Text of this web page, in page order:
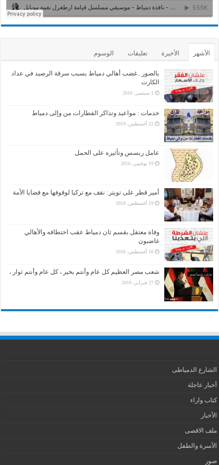
الأشهر الأخيرة تعليقات الوسوم
بالصور ..غضب أهالي دمياط بسبب سرقة الرصيد في عداد
الكارت
1 سبتمبر، 2016
خدمات : مواعيد وتذاكر القطارات من وإلى دمياط
22 أغسطس، 2019
عامل ريسس وتأثيره على الحمل
19 نوفمبر، 2016
أمير قطر على تويتر: نقف مع تركيا لوقوفها مع قضايا الأمة
19 أغسطس، 2018
وفاة معتقل بقسم ثان دمياط عقب اختطافه والأهالي
غاضبون
10 أغسطس، 2016
شعب مصر العظيم كل عام وأنتم بخير ، كل عام وأنتم ثوار ،
27 فبراير، 2016
الشارع الدمياطى
أخبار عاجلة
كتاب واراء
الأخبار
ملف الاقصى
الأسرة والطفل
صور